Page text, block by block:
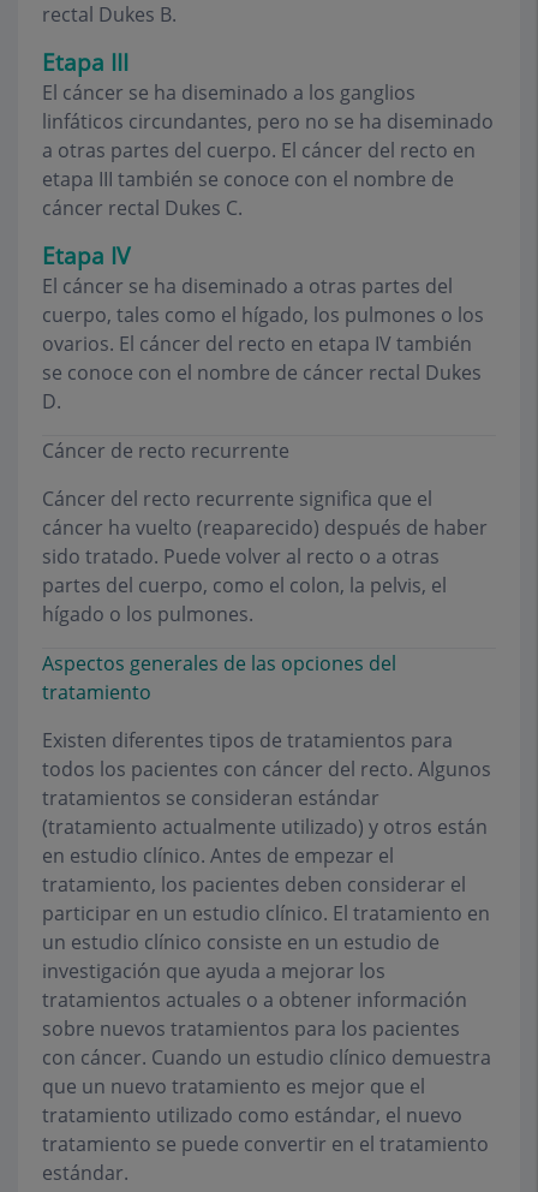
rectal Dukes B.
Etapa III
El cáncer se ha diseminado a los ganglios
linfáticos circundantes, pero no se ha diseminado
a otras partes del cuerpo. El cáncer del recto en
etapa III también se conoce con el nombre de
cáncer rectal Dukes C.
Etapa IV
El cáncer se ha diseminado a otras partes del
cuerpo, tales como el hígado, los pulmones o los
ovarios. El cáncer del recto en etapa IV también
se conoce con el nombre de cáncer rectal Dukes
D.
Cáncer de recto recurrente
Cáncer del recto recurrente significa que el
cáncer ha vuelto (reaparecido) después de haber
sido tratado. Puede volver al recto o a otras
partes del cuerpo, como el colon, la pelvis, el
hígado o los pulmones.
Aspectos generales de las opciones del
tratamiento
Existen diferentes tipos de tratamientos para
todos los pacientes con cáncer del recto. Algunos
tratamientos se consideran estándar
(tratamiento actualmente utilizado) y otros están
en estudio clínico. Antes de empezar el
tratamiento, los pacientes deben considerar el
participar en un estudio clínico. El tratamiento en
un estudio clínico consiste en un estudio de
investigación que ayuda a mejorar los
tratamientos actuales o a obtener información
sobre nuevos tratamientos para los pacientes
con cáncer. Cuando un estudio clínico demuestra
que un nuevo tratamiento es mejor que el
tratamiento utilizado como estándar, el nuevo
tratamiento se puede convertir en el tratamiento
estándar.